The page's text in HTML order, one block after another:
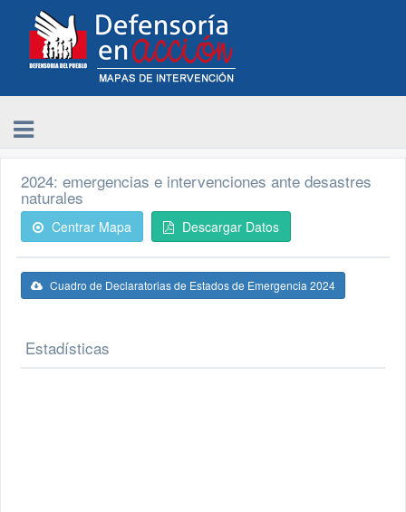
2024: emergencias e intervenciones ante desastres
naturales
Centrar Mapa Descargar Datos
Cuadro de Declaratorias de Estados de Emergencia 2024
Estadísticas